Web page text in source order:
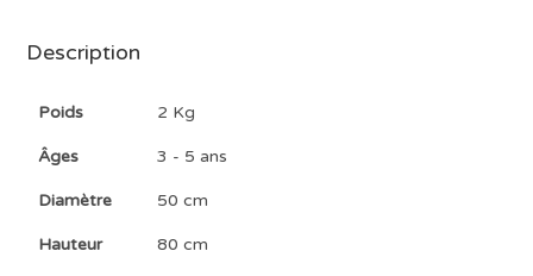
Description
Poids 2 Kg
Âges 3 - 5 ans
Diamètre 50 cm
Hauteur 80 cm